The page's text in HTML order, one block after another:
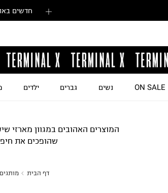
חדשים
ON SALE נשים גברים ילדים
המוצרים האהובים במגוון מארזי
שהופכים את
דף הבית מותגים